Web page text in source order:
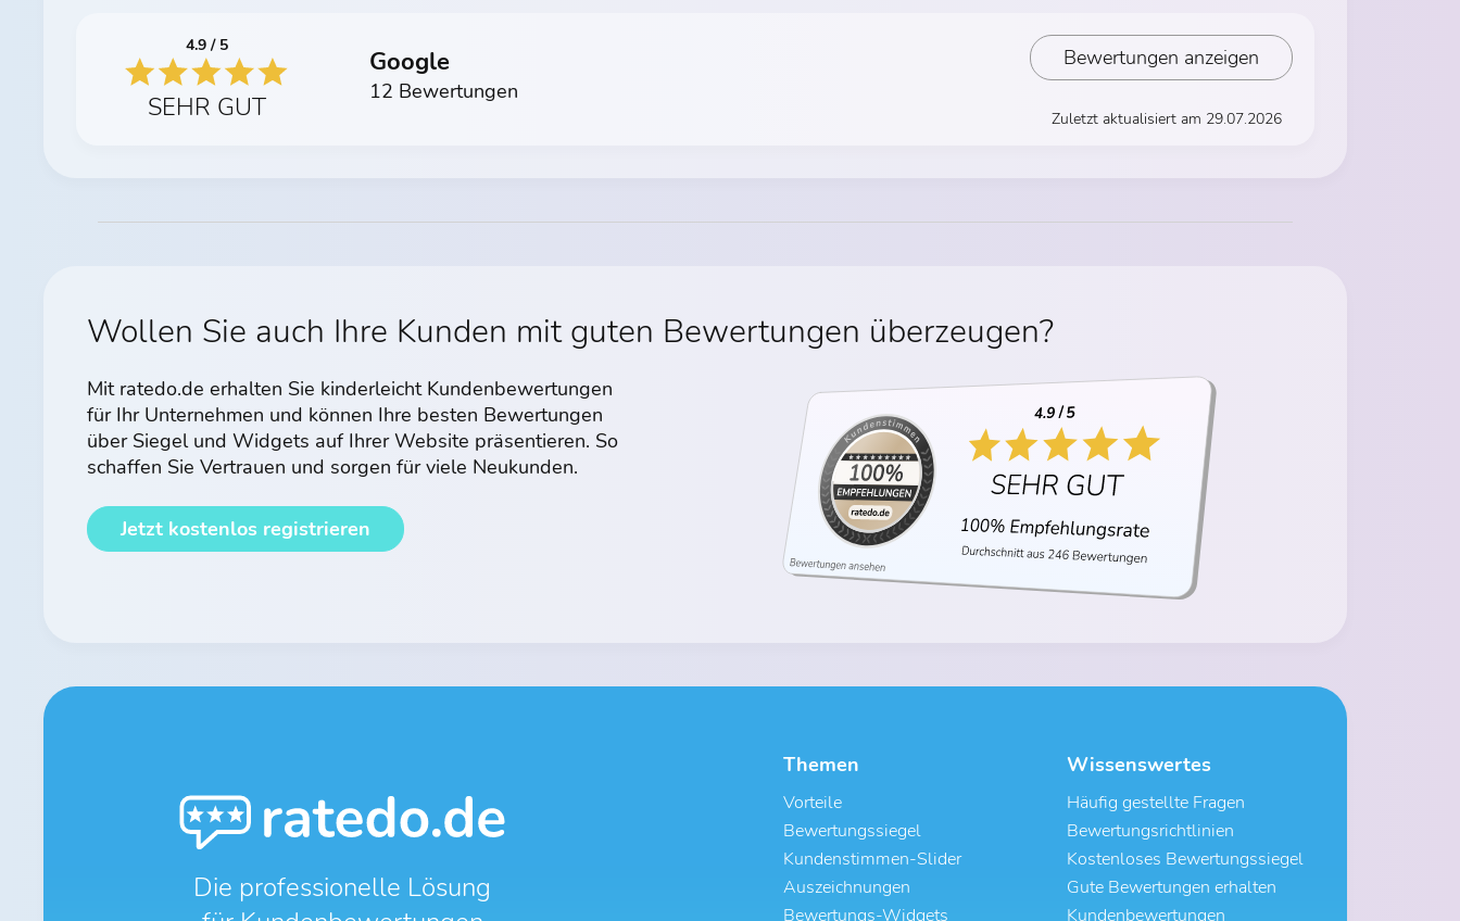
4.9 / 5
SEHR GUT
Google
12 Bewertungen
Bewertungen anzeigen
Zuletzt aktualisiert am 29.07.2026
Wollen Sie auch Ihre Kunden mit guten Bewertungen überzeugen?
Mit ratedo.de erhalten Sie kinderleicht Kundenbewertungen
für Ihr Unternehmen und können Ihre besten Bewertungen
über Siegel und Widgets auf Ihrer Website präsentieren. So
schaffen Sie Vertrauen und sorgen für viele Neukunden.
Jetzt kostenlos registrieren
Die professionelle Lösung
Themen
Vorteile
Bewertungssiegel
Kundenstimmen-Slider
Auszeichnungen
Bewertungs-Widgets
Wissenswertes
Häufig gestellte Fragen
Bewertungsrichtlinien
Kostenloses Bewertungssiegel
Gute Bewertungen erhalten
Kundenbewertungen